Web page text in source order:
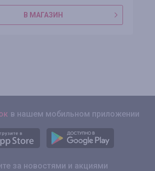
В МАГАЗИН
в нашем мобильном приложении
за новостями и акциями